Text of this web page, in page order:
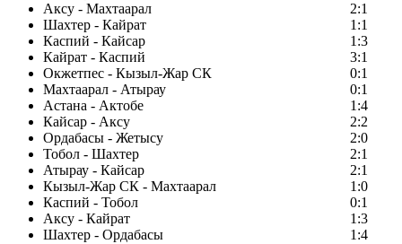
Аксу - Махтаарал
2:1
Шахтер - Кайрат
1:1
Каспий - Кайсар
1:3
Кайрат - Каспий
3:1
Окжетпес - Кызыл-Жар СК
0:1
Махтаарал - Атырау
0:1
Астана - Актобе
1:4
Кайсар - Аксу
2:2
Ордабасы - Жетысу
2:0
Тобол - Шахтер
2:1
Атырау - Кайсар
2:1
Кызыл-Жар СК - Махтаарал
1:0
Каспий - Тобол
0:1
Аксу - Кайрат
1:3
Шахтер - Ордабасы
1:4